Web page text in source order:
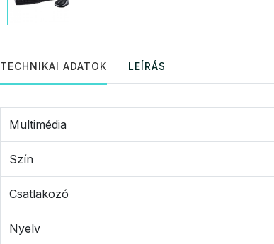
TECHNIKAI ADATOK LEÍRÁS
Multimédia
Szín
Csatlakozó
Nyelv